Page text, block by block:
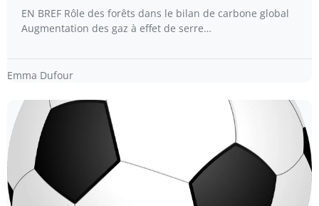
EN BREF Rôle des forêts dans le bilan de carbone global
Augmentation des gaz à effet de serre…
Emma Dufour